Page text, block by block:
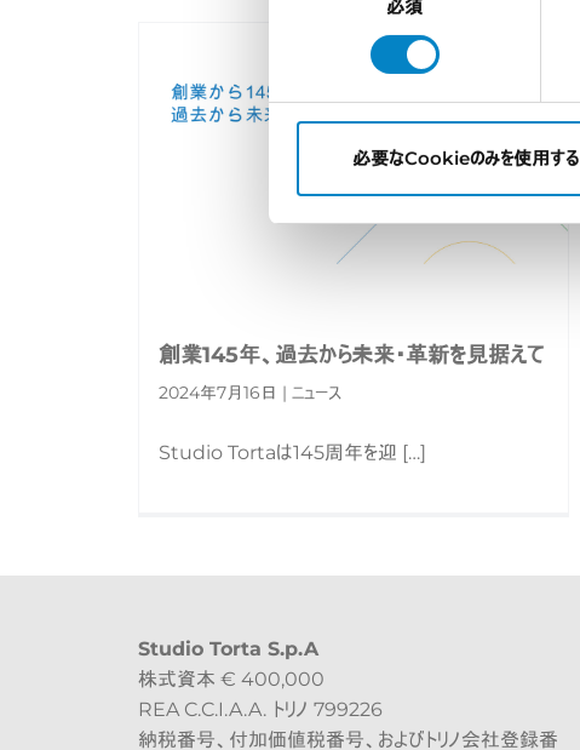
択
必須
必要なCookieのみを使用する
創業145年、過去から未来・革新を見据えて
2024年7月16日 | ニュース
Studio Tortaは145周年を迎 […]
Studio Torta S.p.A
株式資本 € 400,000
REA C.C.I.A.A. トリノ 799226
納税番号、付加価値税番号、およびトリノ会社登録番